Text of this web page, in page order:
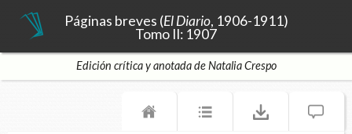
Páginas breves (El Diario, 1906-1911)
Tomo II: 1907
Edición crítica y anotada de Natalia Crespo